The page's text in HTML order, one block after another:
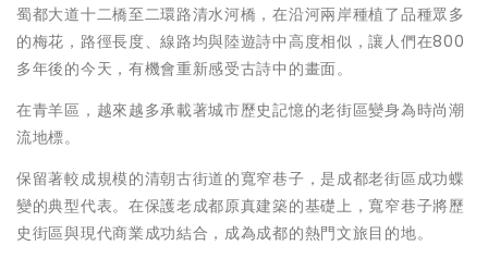
蜀都大道十二橋至二環路清水河橋，在沿河兩岸種植了品種眾多
的梅花，路徑長度、線路均與陸遊詩中高度相似，讓人們在800
多年後的今天，有機會重新感受古詩中的畫面。
在青羊區，越來越多承載著城市歷史記憶的老街區變身為時尚潮
流地標。
保留著較成規模的清朝古街道的寬窄巷子，是成都老街區成功蝶
變的典型代表。在保護老成都原真建築的基礎上，寬窄巷子將歷
史街區與現代商業成功結合，成為成都的熱門文旅目的地。